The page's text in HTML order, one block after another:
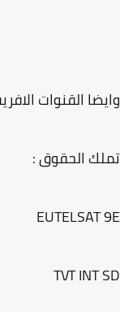
القنوات
الحقوق :
TVT INT